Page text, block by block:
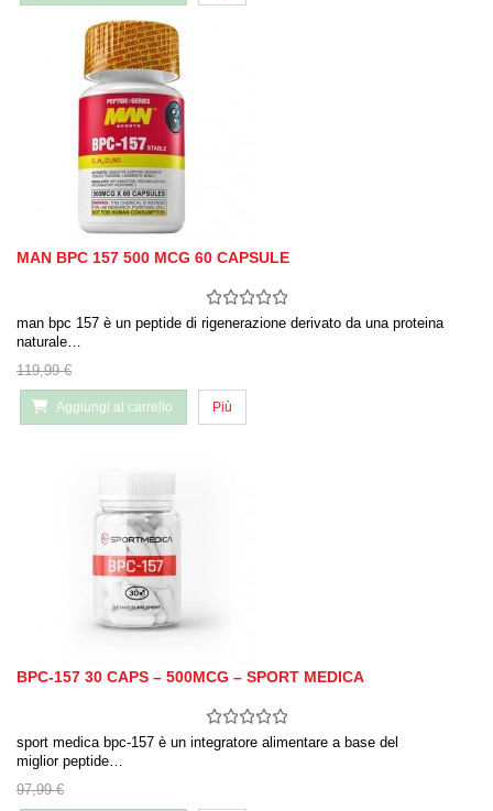
MAN BPC 157 500 MCG 60 CAPSULE
man bpc 157 è un peptide di rigenerazione derivato da una proteina
naturale…
119,99 €
Aggiungi al carrello Più
BPC-157 30 CAPS – 500MCG – SPORT MEDICA
sport medica bpc-157 è un integratore alimentare a base del
miglior peptide…
97,99 €